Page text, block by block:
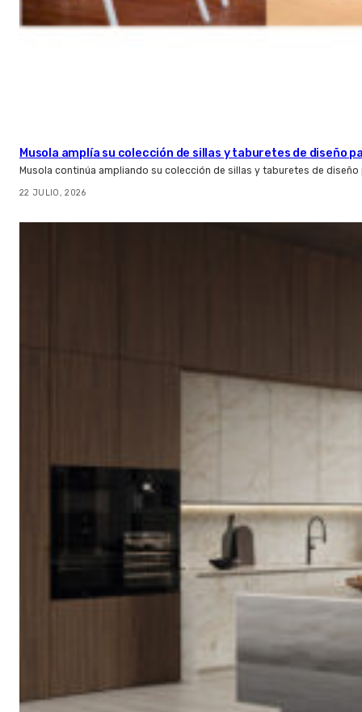
Musola amplía su colección de sillas y taburetes de diseño
Musola continúa ampliando su colección de sillas y taburetes de
22 JULIO, 2026